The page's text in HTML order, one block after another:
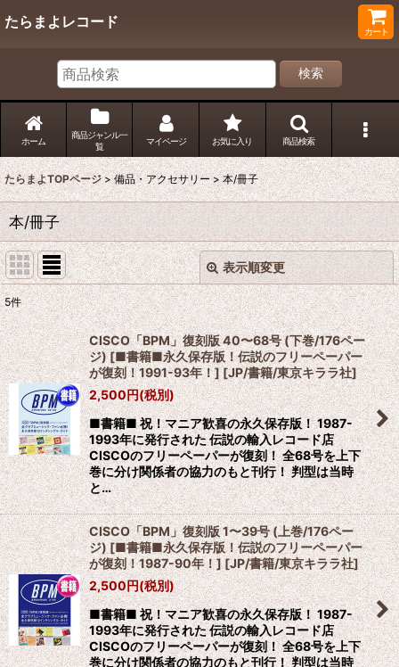
たらまよレコード
カート
検索
ホーム
商品ジャンル一
覧
マイページ お気に入り 商品検索
たらまよTOPページ > 備品・アクセサリー > 本/冊子
本/冊子
表示順変更
表示数:
並び順:
絞り込む
閉じる
5件
CISCO「BPM」復刻版 40〜68号 (下巻/176ペー
ジ) [■書籍■永久保存版！伝説のフリーペーパー
が復刻！1991-93年！] [JP/書籍/東京キララ社]
2,500円(税別)
■書籍■ 祝！マニア歓喜の永久保存版！ 1987-
1993年に発行された 伝説の輸入レコード店
CISCOのフリーペーパーが復刻！ 全68号を上下
巻に分け関係者の協力のもと刊行！ 判型は当時
と…
CISCO「BPM」復刻版 1〜39号 (上巻/176ペー
ジ) [■書籍■永久保存版！伝説のフリーペーパー
が復刻！1987-90年！][JP/書籍/東京キララ社]
2,500円(税別)
■書籍■ 祝！マニア歓喜の永久保存版！ 1987-
1993年に発行された 伝説の輸入レコード店
CISCOのフリーペーパーが復刻！ 全68号を上下
巻に分け関係者の協力のもと刊行！ 判型は当時